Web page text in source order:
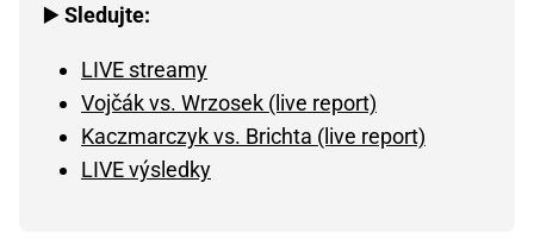
▶️Sledujte:
LIVE streamy
Vojčák vs. Wrzosek (live report)
Kaczmarczyk vs. Brichta (live report)
LIVE výsledky